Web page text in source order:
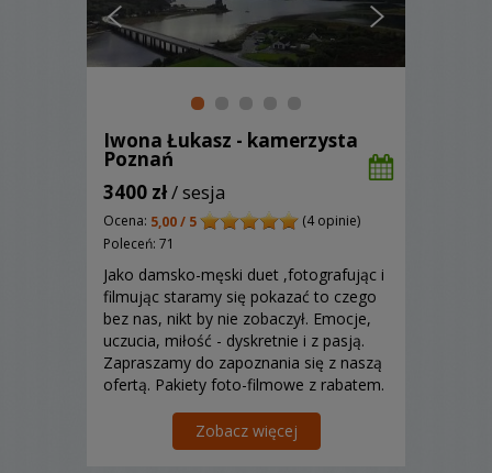
Iwona Łukasz - kamerzysta
Poznań
3400 zł/ sesja
Ocena: 5,00 / 5
(4 opinie)
Poleceń: 71
Jako damsko-męski duet ,fotografując i
filmując staramy się pokazać to czego
bez nas, nikt by nie zobaczył. Emocje,
uczucia, miłość - dyskretnie i z pasją.
Zapraszamy do zapoznania się z naszą
ofertą. Pakiety foto-filmowe z rabatem.
Zobacz więcej